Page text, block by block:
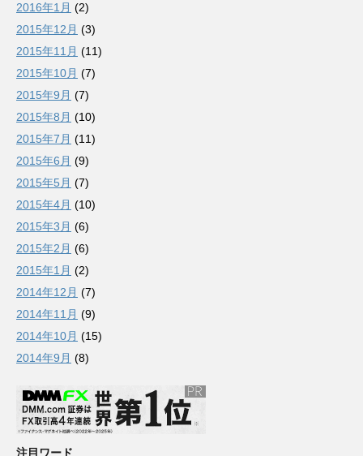
2016年1月 (2)
2015年12月 (3)
2015年11月 (11)
2015年10月 (7)
2015年9月 (7)
2015年8月 (10)
2015年7月 (11)
2015年6月 (9)
2015年5月 (7)
2015年4月 (10)
2015年3月 (6)
2015年2月 (6)
2015年1月 (2)
2014年12月 (7)
2014年11月 (9)
2014年10月 (15)
2014年9月 (8)
注目ワード